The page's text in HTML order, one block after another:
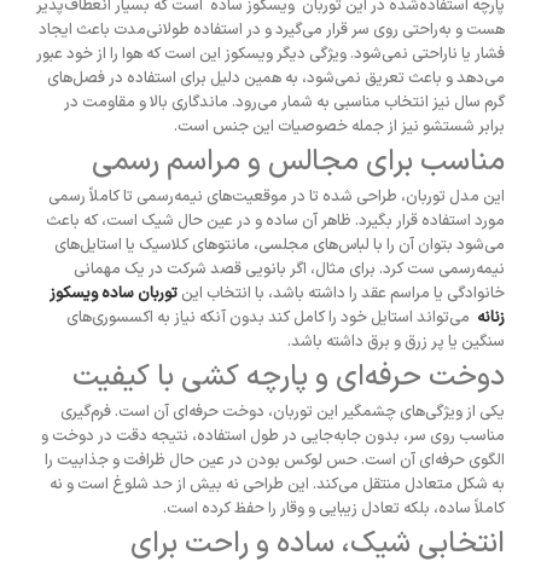
پارچه استفاده‌شده در این توربان ویسکوز ساده است که بسیار انعطاف‌پذیر
هست و به‌راحتی روی سر قرار می‌گیرد و در استفاده طولانی‌مدت باعث ایجاد
فشار یا ناراحتی نمی‌شود. ویژگی دیگر ویسکوز این است که هوا را از خود عبور
می‌دهد و باعث تعریق نمی‌شود، به همین دلیل برای استفاده در فصل‌های
گرم سال نیز انتخاب مناسبی به شمار می‌رود. ماندگاری بالا و مقاومت در
برابر شستشو نیز از جمله خصوصیات این جنس است.
مناسب برای مجالس و مراسم رسمی
این مدل توربان، طراحی شده تا در موقعیت‌های نیمه‌رسمی تا کاملاً رسمی
مورد استفاده قرار بگیرد. ظاهر آن ساده و در عین حال شیک است، که باعث
می‌شود بتوان آن را با لباس‌های مجلسی، مانتوهای کلاسیک یا استایل‌های
نیمه‌رسمی ست کرد. برای مثال، اگر بانویی قصد شرکت در یک مهمانی
خانوادگی یا مراسم عقد را داشته باشد، با انتخاب این توربان ساده ویسکوز
زنانه می‌تواند استایل خود را کامل کند بدون آنکه نیاز به اکسسوری‌های
سنگین یا پر زرق و برق داشته باشد.
دوخت حرفه‌ای و پارچه کشی با کیفیت
یکی از ویژگی‌های چشمگیر این توربان، دوخت حرفه‌ای آن است. فرم‌گیری
مناسب روی سر، بدون جابه‌جایی در طول استفاده، نتیجه دقت در دوخت و
الگوی حرفه‌ای آن است. حس لوکس بودن در عین حال ظرافت و جذابیت را
به شکل متعادل منتقل می‌کند. این طراحی نه بیش از حد شلوغ است و نه
کاملاً ساده، بلکه تعادل زیبایی و وقار را حفظ کرده است.
انتخابی شیک، ساده و راحت برای